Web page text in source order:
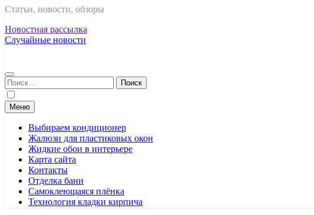
Статьи, новости, обзоры
Новостная рассылка
Случайные новости
Найти:
Меню
Выбираем кондиционер
Жалюзи для пластиковых окон
Жидкие обои в интерьере
Карта сайта
Контакты
Отделка бани
Самоклеющаяся плёнка
Технология кладки кирпича